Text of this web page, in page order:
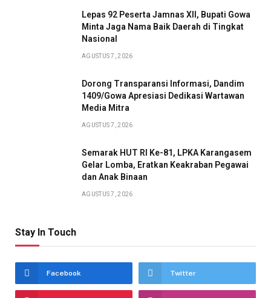
Lepas 92 Peserta Jamnas XII, Bupati Gowa
Minta Jaga Nama Baik Daerah di Tingkat
Nasional
AGUSTUS 7, 2026
Dorong Transparansi Informasi, Dandim
1409/Gowa Apresiasi Dedikasi Wartawan
Media Mitra
AGUSTUS 7, 2026
Semarak HUT RI Ke-81, LPKA Karangasem
Gelar Lomba, Eratkan Keakraban Pegawai
dan Anak Binaan
AGUSTUS 7, 2026
Stay In Touch
Facebook Twitter